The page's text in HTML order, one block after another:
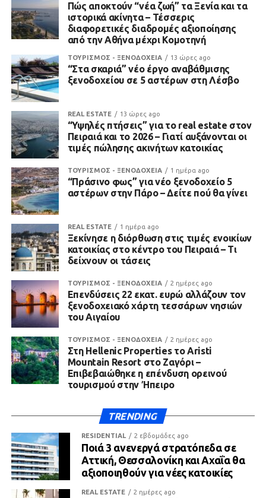
Πώς αποκτούν “νέα ζωή” τα Ξενία και τα
ιστορικά ακίνητα – Τέσσερις
διαφορετικές διαδρομές αξιοποίησης
από την Αθήνα μέχρι Κομοτηνή
ΤΟΥΡΙΣΜΟΣ - ΞΕΝΟΔΟΧΕΙΑ 13 ώρες ago
“Στα σκαριά” νέο έργο αναβάθμισης
ξενοδοχείου σε 5 αστέρων στη Λέσβο
REAL ESTATE 13 ώρες ago
“Υψηλές πτήσεις” για το real estate στον
Πειραιά και το 2026 – Γιατί αυξάνονται οι
τιμές πώλησης ακινήτων κατοικίας
ΤΟΥΡΙΣΜΟΣ - ΞΕΝΟΔΟΧΕΙΑ 1 ημέρα ago
“Πράσινο φως” για νέο ξενοδοχείο 5
αστέρων στην Πάρο – Δείτε πού θα γίνει
REAL ESTATE 1 ημέρα ago
Ξεκίνησε η διόρθωση στις τιμές ενοικίων
κατοικίας στο κέντρο του Πειραιά – Τι
δείχνουν οι τάσεις
ΤΟΥΡΙΣΜΟΣ - ΞΕΝΟΔΟΧΕΙΑ 2 ημέρες ago
Επενδύσεις 22 εκατ. ευρώ αλλάζουν τον
ξενοδοχειακό χάρτη τεσσάρων νησιών
του Αιγαίου
ΤΟΥΡΙΣΜΟΣ - ΞΕΝΟΔΟΧΕΙΑ 2 ημέρες ago
Στη Hellenic Properties το Aristi
Mountain Resort στο Ζαγόρι –
Επιβεβαιώθηκε η επένδυση ορεινού
τουρισμού στην Ήπειρο
TRENDING
RESIDENTIAL 2 εβδομάδες ago
Ποιά 3 ανενεργά στρατόπεδα σε
Αττική, Θεσσαλονίκη και Αχαΐα θα
αξιοποιηθούν για νέες κατοικίες
REAL ESTATE 2 ημέρες ago